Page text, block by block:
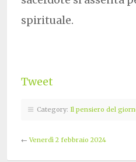
spirituale.
Tweet
Category: Il pensiero del
←Venerdì 2 febbraio 2024